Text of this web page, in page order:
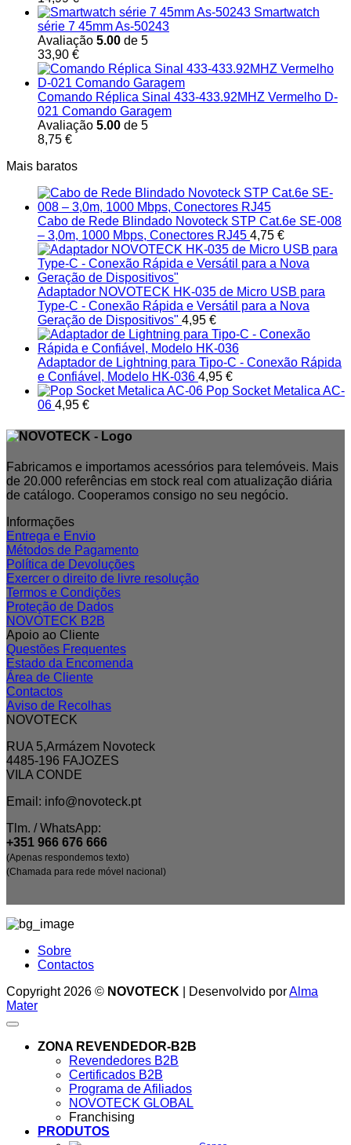
Smartwatch
série 7 45mm As-50243
Avaliação 5.00 de 5
33,90 €
Comando Réplica Sinal 433-433.92MHZ Vermelho D-
021 Comando Garagem
Avaliação 5.00 de 5
8,75 €
Mais baratos
Cabo de Rede Blindado Novoteck STP Cat.6e SE-008
– 3,0m, 1000 Mbps, Conectores RJ45 4,75 €
Adaptador NOVOTECK HK-035 de Micro USB para
Type-C - Conexão Rápida e Versátil para a Nova
Geração de Dispositivos" 4,95 €
Adaptador de Lightning para Tipo-C - Conexão Rápida
e Confiável, Modelo HK-036 4,95 €
Pop Socket Metalica AC-
06 4,95 €
Fabricamos e importamos acessórios para telemóveis. Mais
de 20.000 referências em stock real com atualização diária
de catálogo. Cooperamos consigo no seu negócio.
Informações
Entrega e Envio
Métodos de Pagamento
Política de Devoluções
Exercer o direito de livre resolução
Termos e Condições
Proteção de Dados
NOVOTECK B2B
Apoio ao Cliente
Questões Frequentes
Estado da Encomenda
Área de Cliente
Contactos
Aviso de Recolhas
NOVOTECK
RUA 5,Armázem Novoteck
4485-196 FAJOZES
VILA CONDE
Email: info@novoteck.pt
Tlm. / WhatsApp:
+351 966 676 666
(Apenas respondemos texto)
(Chamada para rede móvel nacional)
Sobre
Contactos
Copyright 2026 © NOVOTECK | Desenvolvido porAlma
Mater
ZONA REVENDEDOR-B2B
Revendedores B2B
Certificados B2B
Programa de Afiliados
NOVOTECK GLOBAL
Franchising
PRODUTOS